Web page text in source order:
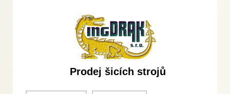
Prodej šicích strojů